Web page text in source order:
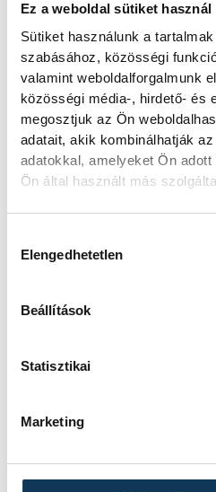
Ez a weboldal sütiket használ
Sütiket használunk a
szabásához, közösségi
valamint weboldalforgalmunk
közösségi média-, hirdető- és
megosztjuk az Ön
adatait, akik kombinálhatják
adatokkal, amelyeket Ön
Ön által használt más
Elengedhetetlen
Beállítások
Statisztikai
Marketing
SOROZAT FÉRFI
2025/26
HAZAI
DEAC
VENDÉG
IDŐPONT
2026.
HELYSZÍN
EREDMÉNY
23-23
HAZAI
IDŐPONT
EREDMÉNY
33-32